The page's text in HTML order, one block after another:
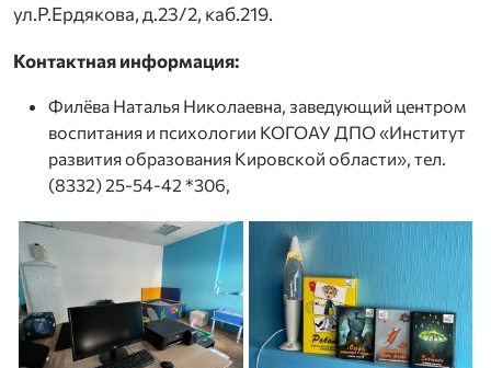
ул.Р.Ердякова, д.23/2, каб.219.
Контактная информация:
Филёва Наталья Николаевна, заведующий центром
воспитания и психологии КОГОАУ ДПО «Институт
развития образования Кировской области», тел.
(8332) 25-54-42 *306,